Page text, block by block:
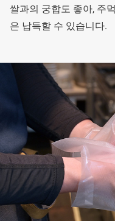
쌀과의 궁합도 좋아, 주
은 납득할 수 있습니다.